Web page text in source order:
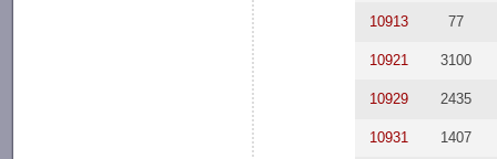
10913 77
10921 3100
10929 2435
10931 1407